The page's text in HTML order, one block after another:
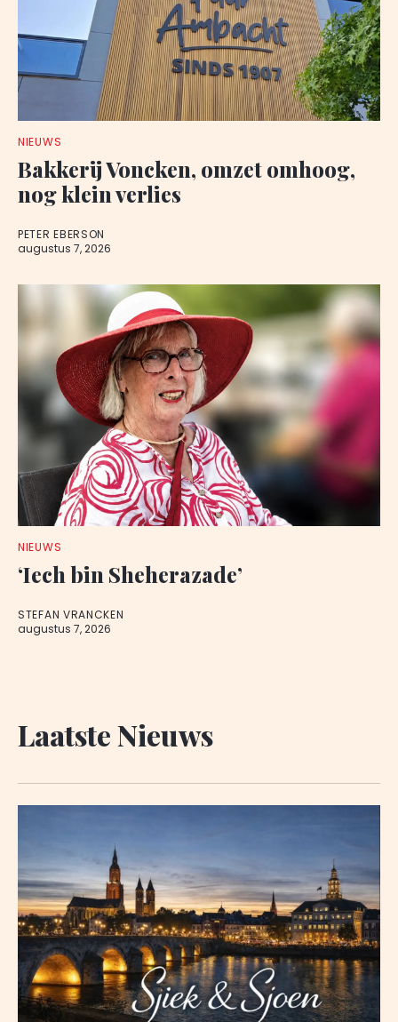
NIEUWS
Bakkerij Voncken, omzet omhoog,
nog klein verlies
PETER EBERSON
augustus 7, 2026
NIEUWS
‘Iech bin Sheherazade’
STEFAN VRANCKEN
augustus 7, 2026
Laatste Nieuws